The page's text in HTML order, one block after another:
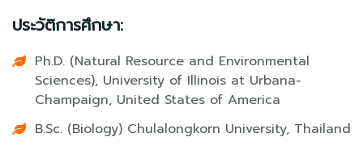
ประวัติการศึกษา:
Ph.D. (Natural Resource and Environmental
Sciences), University of Illinois at Urbana-
Champaign, United States of America
B.Sc. (Biology) Chulalongkorn University, Thailand